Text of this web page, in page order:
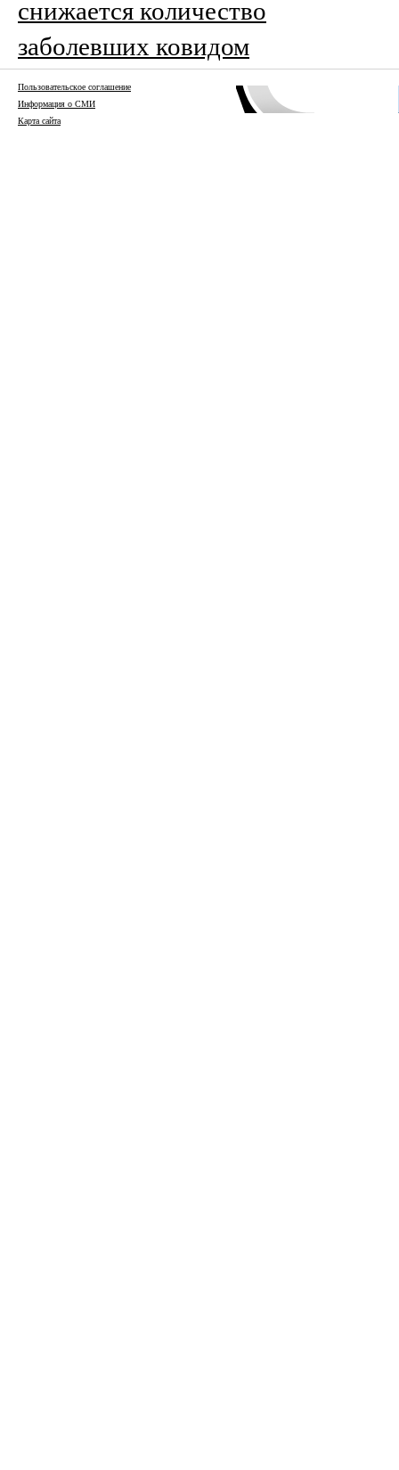
снижается количество
заболевших ковидом
Пользовательское соглашение
Информация о СМИ
Карта сайта